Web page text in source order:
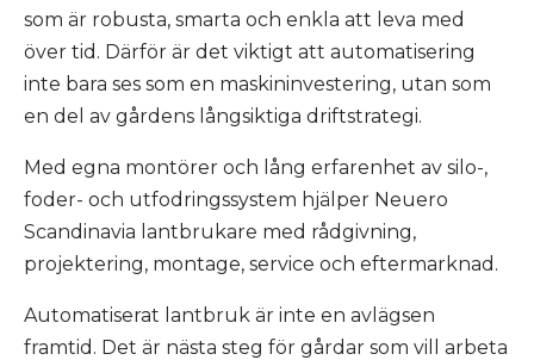
som är robusta, smarta och enkla att leva med
över tid. Därför är det viktigt att automatisering
inte bara ses som en maskininvestering, utan som
en del av gårdens långsiktiga driftstrategi.
Med egna montörer och lång erfarenhet av silo-,
foder- och utfodringssystem hjälper Neuero
Scandinavia lantbrukare med rådgivning,
projektering, montage, service och eftermarknad.
Automatiserat lantbruk är inte en avlägsen
framtid. Det är nästa steg för gårdar som vill arbeta